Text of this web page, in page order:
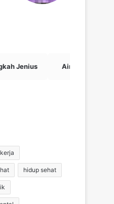
Jenius Airdrop Crypto
hidup sehat